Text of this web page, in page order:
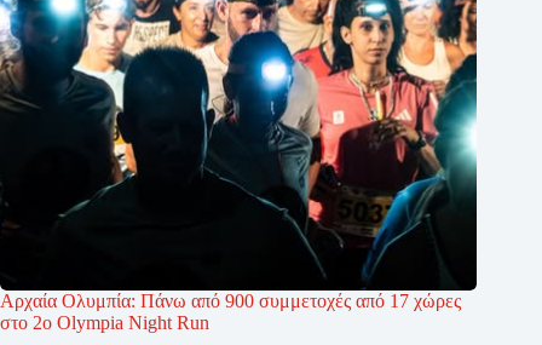
Αρχαία Ολυμπία: Πάνω από 900 συμμετοχές από 17 χώρες
στο 2ο Olympia Night Run